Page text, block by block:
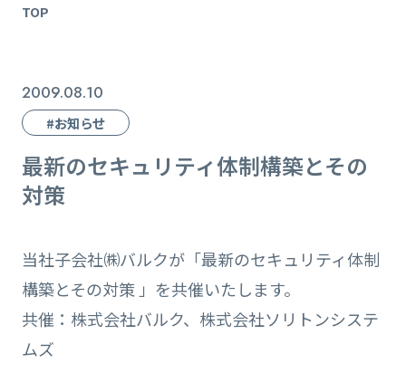
TOP
2009.08.10
#お知らせ
最新のセキュリティ体制構築とその
対策
当社子会社㈱バルクが「最新のセキュリティ体制
構築とその対策 」を共催いたします。
共催：株式会社バルク、株式会社ソリトンシステ
ムズ